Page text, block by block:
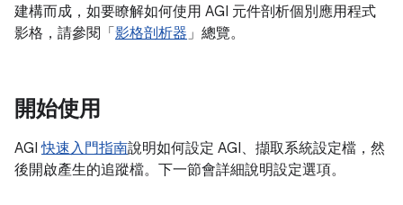
建構而成，如要瞭解如何使用 AGI 元件剖析個別應用程式
影格，請參閱「 影格剖析器」總覽。
開始使用
AGI快速入門指南說明如何設定 AGI、擷取系統設定檔，然
後開啟產生的追蹤檔。下一節會詳細說明設定選項。